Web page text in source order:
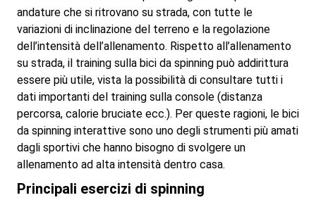
andature che si ritrovano su strada, con tutte le
variazioni di inclinazione del terreno e la regolazione
dell’intensità dell’allenamento. Rispetto all’allenamento
su strada, il training sulla bici da spinning può addirittura
essere più utile, vista la possibilità di consultare tutti i
dati importanti del training sulla console (distanza
percorsa, calorie bruciate ecc.). Per queste ragioni, le bici
da spinning interattive sono uno degli strumenti più amati
dagli sportivi che hanno bisogno di svolgere un
allenamento ad alta intensità dentro casa.
Principali esercizi di spinning